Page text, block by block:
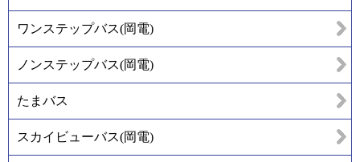
ワンステップバス(岡電)
ノンステップバス(岡電)
たまバス
スカイビューバス(岡電)